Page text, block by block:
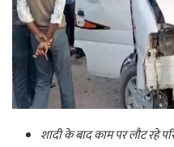
शादी के बाद काम पर लौट रहे